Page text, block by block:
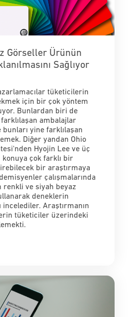
Görseller Ürünün
Sağlıyor
tüketicilerin
için bir çok yöntem
Bunlardan biri de
ambalajlar
yine farklılaşan
Diğer yandan Ohio
Hyojin Lee ve üç
konuya çok farklı bir
bir araştırmaya
çalışmalarında
renkli ve siyah beyaz
deneklerin
incelediler. Araştırmanın
tüketiciler üzerindeki